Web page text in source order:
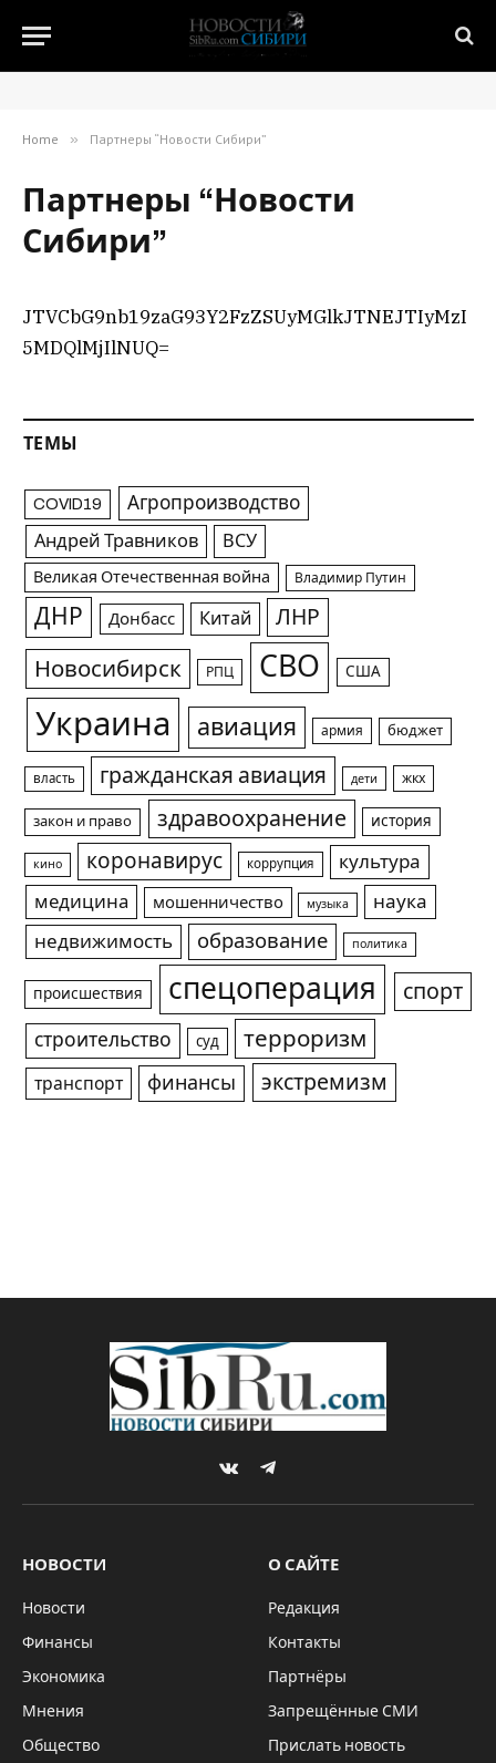
Home » Партнеры “Новости Сибири”
Партнеры “Новости
Сибири”
JTVCbG9nb19zaG93Y2FzZSUyMGlkJTNEJTIyMzI
5MDQlMjIlNUQ=
ТЕМЫ
COVID19 Агропроизводство
Андрей Травников ВСУ
Великая Отечественная война Владимир Путин
ДНР Донбасс Китай ЛНР
Новосибирск РПЦ СВО США
Украина авиация армия бюджет
власть гражданская авиация дети жкх
закон и право здравоохранение история
кино коронавирус коррупция
культура
медицина
мошенничество музыка
наука
недвижимость
образование политика
происшествия спецоперация спорт
строительство суд терроризм
транспорт финансы экстремизм
VKontakteTelegram
НОВОСТИ
Новости
Финансы
Экономика
Мнения
Общество
О САЙТЕ
Редакция
Контакты
Партнёры
Запрещённые СМИ
Прислать новость